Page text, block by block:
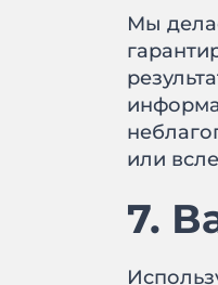
Мы
или
7.